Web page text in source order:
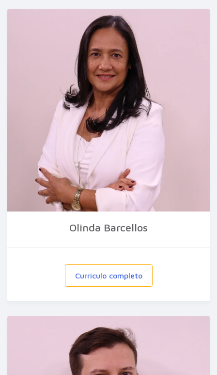
Olinda Barcellos
Curriculo completo